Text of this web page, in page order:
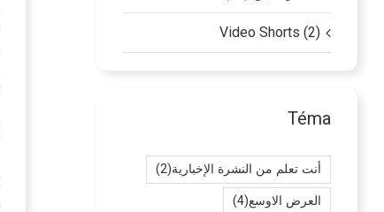
Video Shorts (2)
Téma
أنت تعلم من النشرة الإخبارية(2)
العرض الاوسع(4)